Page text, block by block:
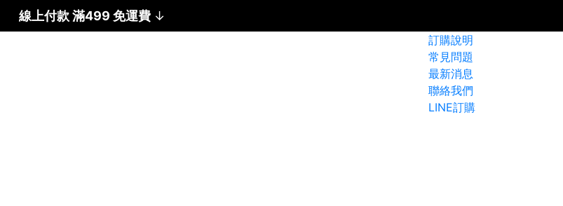
線上付款 滿499 免運費 ↓
訂購說明
常見問題
最新消息
聯絡我們
LINE訂購